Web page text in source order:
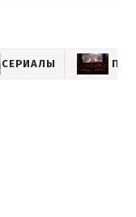
СЕРИАЛЫ